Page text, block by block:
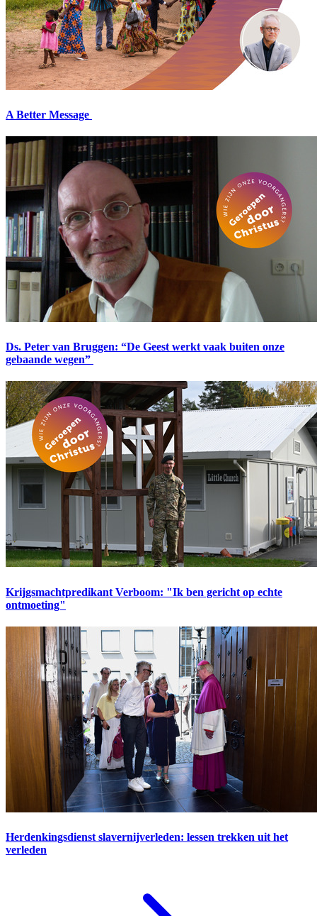
A Better Message
Ds. Peter van Bruggen: “De Geest werkt vaak buiten onze
gebaande wegen”
Krijgsmachtpredikant Verboom: "Ik ben gericht op echte
ontmoeting"
Herdenkingsdienst slavernijverleden: lessen trekken uit het
verleden